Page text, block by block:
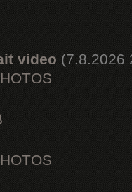
video (7.8.2026